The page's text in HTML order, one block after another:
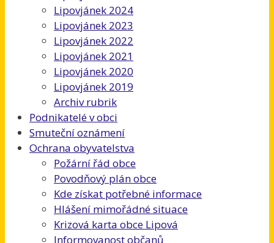
Lipovjánek 2024
Lipovjánek 2023
Lipovjánek 2022
Lipovjánek 2021
Lipovjánek 2020
Lipovjánek 2019
Archiv rubrik
Podnikatelé v obci
Smuteční oznámení
Ochrana obyvatelstva
Požární řád obce
Povodňový plán obce
Kde získat potřebné informace
Hlášení mimořádné situace
Krizová karta obce Lipová
Informovanost občanů